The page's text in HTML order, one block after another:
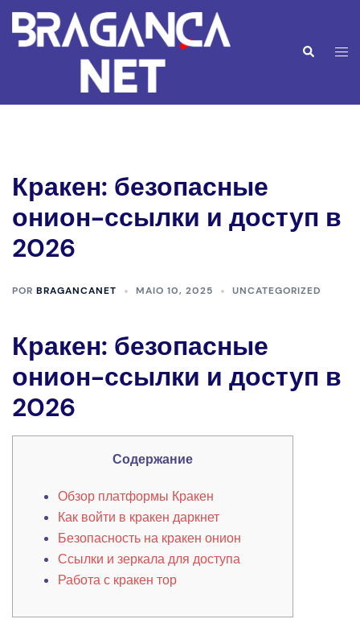
Saltar
para
Pesquisar
Кракен: безопасные
онион-ссылки и доступ в
2026
POR BRAGANCANET MAIO 10, 2025 UNCATEGORIZED
Кракен: безопасные
онион-ссылки и доступ в
2026
Содержание
Обзор платформы Кракен
Как войти в кракен даркнет
Безопасность на кракен онион
Ссылки и зеркала для доступа
Работа с кракен тор